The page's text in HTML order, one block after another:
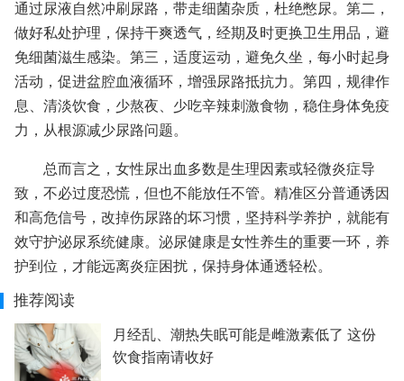
通过尿液自然冲刷尿路，带走细菌杂质，杜绝憋尿。第二，
做好私处护理，保持干爽透气，经期及时更换卫生用品，避
免细菌滋生感染。第三，适度运动，避免久坐，每小时起身
活动，促进盆腔血液循环，增强尿路抵抗力。第四，规律作
息、清淡饮食，少熬夜、少吃辛辣刺激食物，稳住身体免疫
力，从根源减少尿路问题。
总而言之，女性尿出血多数是生理因素或轻微炎症导
致，不必过度恐慌，但也不能放任不管。精准区分普通诱因
和高危信号，改掉伤尿路的坏习惯，坚持科学养护，就能有
效守护泌尿系统健康。泌尿健康是女性养生的重要一环，养
护到位，才能远离炎症困扰，保持身体通透轻松。
推荐阅读
月经乱、潮热失眠可能是雌激素低了 这份
饮食指南请收好